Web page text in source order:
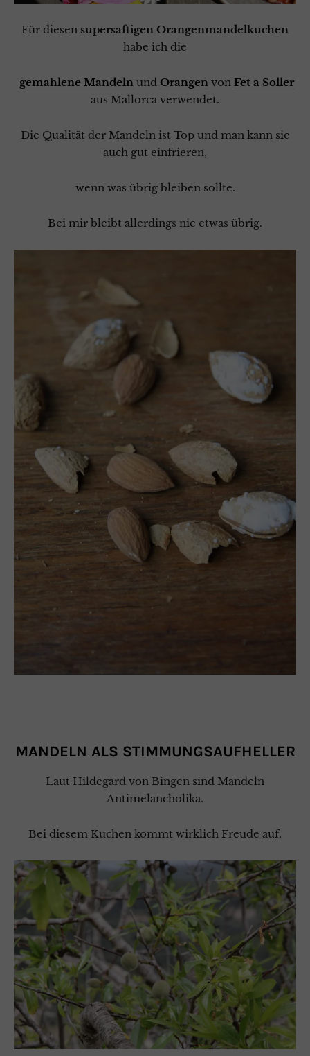
Für diesen supersaftigen Orangenmandelkuchen
habe ich die
gemahlene Mandelnund Orangenvon Fet a Soller
aus Mallorca verwendet.
Die Qualität der Mandeln ist Top und man kann sie
auch gut einfrieren,
wenn was übrig bleiben sollte.
Bei mir bleibt allerdings nie etwas übrig.
MANDELN ALS STIMMUNGSAUFHELLER
Laut Hildegard von Bingen sind Mandeln
Antimelancholika.
Bei diesem Kuchen kommt wirklich Freude auf.